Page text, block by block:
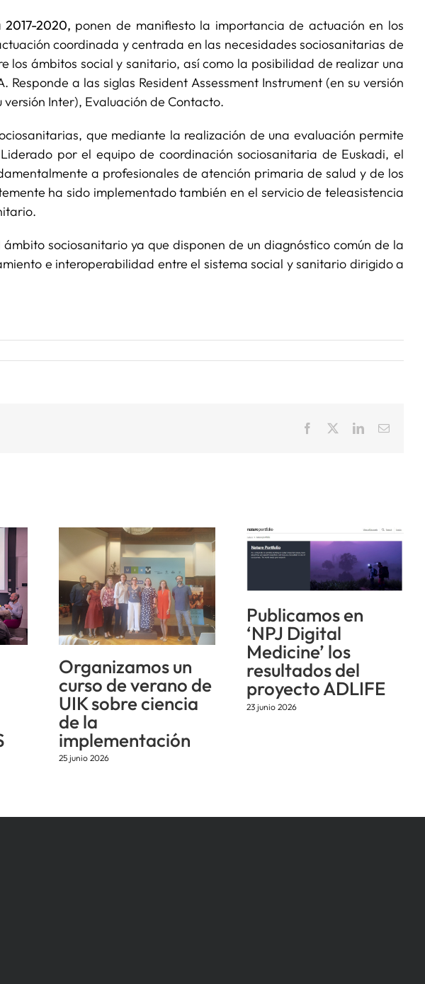
2020, ponen de manifiesto la importancia de actuación en los
coordinada y centrada en las necesidades sociosanitarias de
los ámbitos social y sanitario, así como la posibilidad de realizar una
a las siglas Resident Assessment Instrument (en su versión
Inter), Evaluación de Contacto.
que mediante la realización de una evaluación permite
por el equipo de coordinación sociosanitaria de Euskadi, el
a profesionales de atención primaria de salud y de los
ha sido implementado también en el servicio de teleasistencia
sociosanitario ya que disponen de un diagnóstico común de la
e interoperabilidad entre el sistema social y sanitario dirigido a
Facebook LinkedInCorreo
Organizamos un
curso de verano de
UIK sobre ciencia
de la
implementación
25 junio 2026
Publicamos en
‘NPJ Digital
Medicine’ los
resultados del
proyecto ADLIFE
23 junio 2026